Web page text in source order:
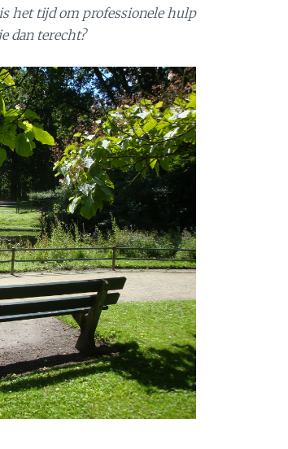
het tijd om professionele hulp
dan terecht?